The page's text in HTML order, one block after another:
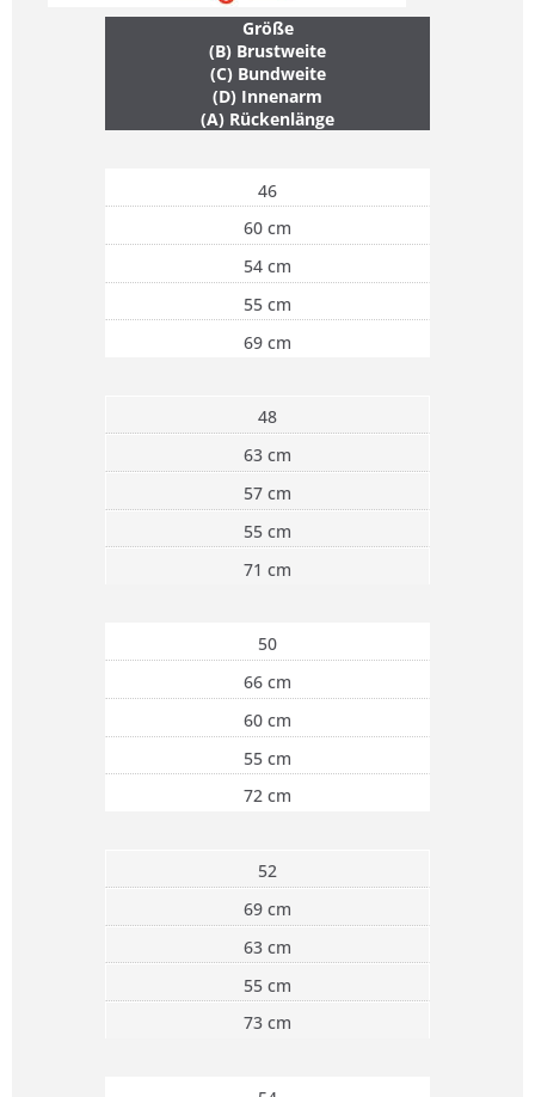
Größe
(B) Brustweite
(C) Bundweite
(D) Innenarm
(A) Rückenlänge
46
60 cm
54 cm
55 cm
69 cm
48
63 cm
57 cm
55 cm
71 cm
50
66 cm
60 cm
55 cm
72 cm
52
69 cm
63 cm
55 cm
73 cm